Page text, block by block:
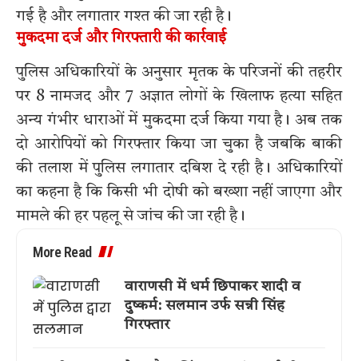
गई है और लगातार गश्त की जा रही है।
मुकदमा दर्ज और गिरफ्तारी की कार्रवाई
पुलिस अधिकारियों के अनुसार मृतक के परिजनों की तहरीर
पर 8 नामजद और 7 अज्ञात लोगों के खिलाफ हत्या सहित
अन्य गंभीर धाराओं में मुकदमा दर्ज किया गया है। अब तक
दो आरोपियों को गिरफ्तार किया जा चुका है जबकि बाकी
की तलाश में पुलिस लगातार दबिश दे रही है। अधिकारियों
का कहना है कि किसी भी दोषी को बख्शा नहीं जाएगा और
मामले की हर पहलू से जांच की जा रही है।
More Read
वाराणसी में धर्म छिपाकर शादी व
दुष्कर्म: सलमान उर्फ सन्नी सिंह
गिरफ्तार